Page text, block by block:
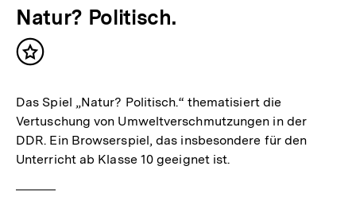
Natur? Politisch.
Inhalt
Das Spiel „Natur? Politisch.“ thematisiert die
Vertuschung von Umweltverschmutzungen in der
DDR. Ein Browserspiel, das insbesondere für den
Unterricht ab Klasse 10 geeignet ist.